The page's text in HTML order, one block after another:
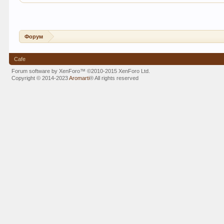
Форум
Cafe
Forum software by XenForo™©2010-2015 XenForo Ltd.
Copyright © 2014-2023Aromarti®All rights reserved